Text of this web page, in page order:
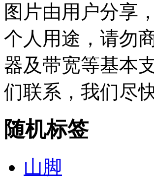
图片由用户分享
个人用途，请勿
器及带宽等基本
们联系，我们尽
随机标签
山脚